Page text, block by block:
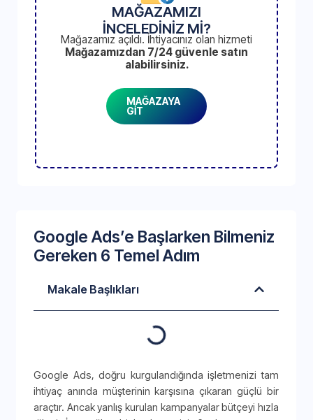
MAĞAZAMIZI
İNCELEDİNİZ Mİ?
Mağazamız açıldı. İhtiyacınız olan hizmeti
Mağazamızdan 7/24 güvenle satın
alabilirsiniz.
MAĞAZAYA
GİT
Google Ads’e Başlarken Bilmeniz
Gereken 6 Temel Adım
Makale Başlıkları
Google Ads, doğru kurgulandığında işletmenizi tam
ihtiyaç anında müşterinin karşısına çıkaran güçlü bir
araçtır. Ancak yanlış kurulan kampanyalar bütçeyi hızla